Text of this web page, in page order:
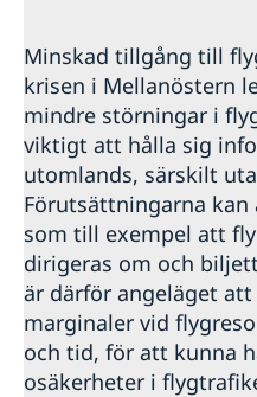
Minskad tillgång till
krisen i Mellanöstern
mindre störningar i
viktigt att hålla sig
utomlands, särskilt
Förutsättningarna
som till exempel att
dirigeras om och
är därför angeläget
marginaler vid
och tid, för att kunna
osäkerheter i